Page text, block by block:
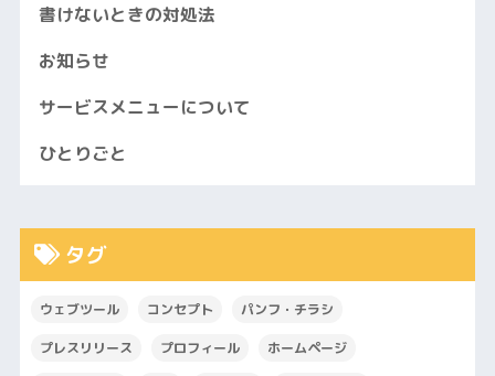
書けないときの対処法
お知らせ
サービスメニューについて
ひとりごと
タグ
ウェブツール コンセプト パンフ・チラシ
プレスリリース プロフィール ホームページ